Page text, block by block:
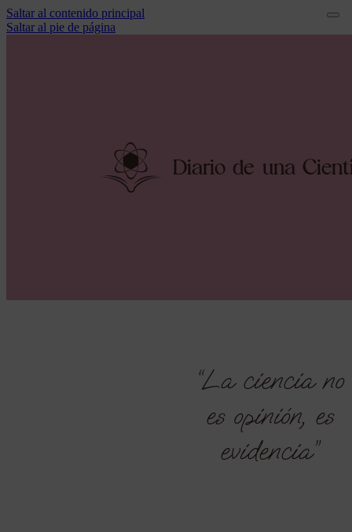
Saltar al contenido principal
Saltar al pie de página
Diario de una Cien
“La ciencia no
es opinión, es
evidencia”